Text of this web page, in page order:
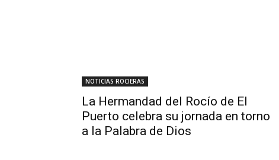
NOTICIAS ROCIERAS
La Hermandad del Rocío de El
Puerto celebra su jornada en torno
a la Palabra de Dios